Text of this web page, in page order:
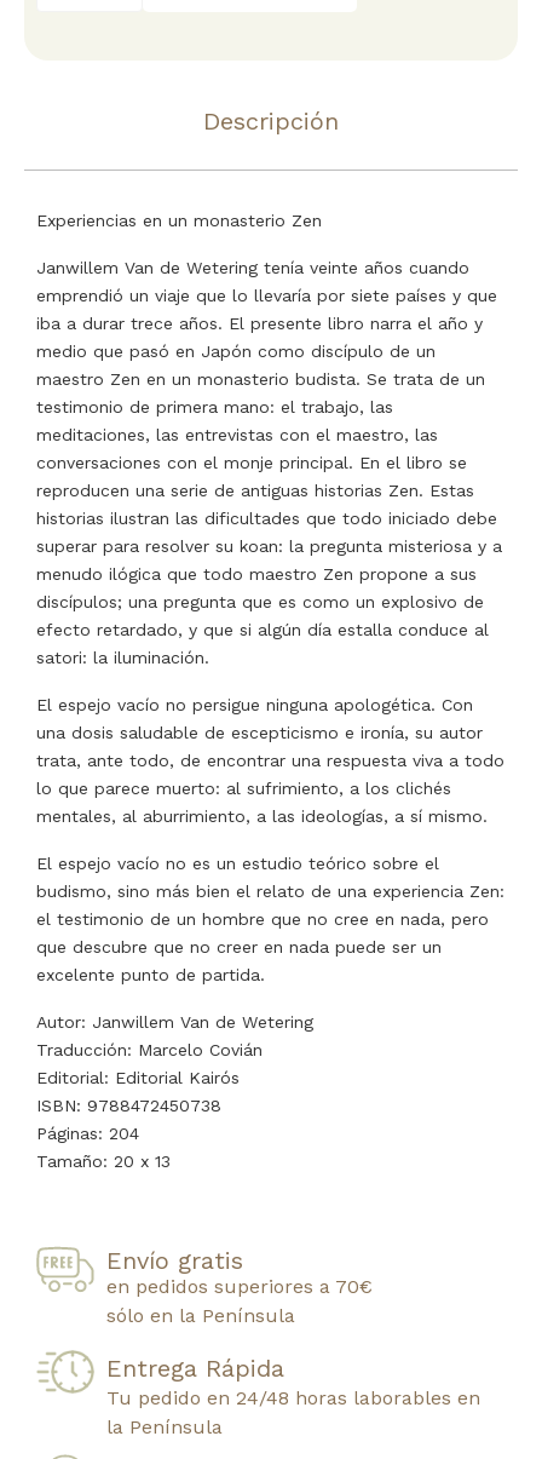
Descripción
Experiencias en un monasterio Zen
Janwillem Van de Wetering tenía veinte años cuando
emprendió un viaje que lo llevaría por siete países y que
iba a durar trece años. El presente libro narra el año y
medio que pasó en Japón como discípulo de un
maestro Zen en un monasterio budista. Se trata de un
testimonio de primera mano: el trabajo, las
meditaciones, las entrevistas con el maestro, las
conversaciones con el monje principal. En el libro se
reproducen una serie de antiguas historias Zen. Estas
historias ilustran las dificultades que todo iniciado debe
superar para resolver su koan: la pregunta misteriosa y a
menudo ilógica que todo maestro Zen propone a sus
discípulos; una pregunta que es como un explosivo de
efecto retardado, y que si algún día estalla conduce al
satori: la iluminación.
El espejo vacío no persigue ninguna apologética. Con
una dosis saludable de escepticismo e ironía, su autor
trata, ante todo, de encontrar una respuesta viva a todo
lo que parece muerto: al sufrimiento, a los clichés
mentales, al aburrimiento, a las ideologías, a sí mismo.
El espejo vacío no es un estudio teórico sobre el
budismo, sino más bien el relato de una experiencia Zen:
el testimonio de un hombre que no cree en nada, pero
que descubre que no creer en nada puede ser un
excelente punto de partida.
Autor: Janwillem Van de Wetering
Traducción: Marcelo Covián
Editorial: Editorial Kairós
ISBN: 9788472450738
Páginas: 204
Tamaño: 20 x 13
Envío gratis
en pedidos superiores a 70€
sólo en la Península
Entrega Rápida
Tu pedido en 24/48 horas laborables en
la Península